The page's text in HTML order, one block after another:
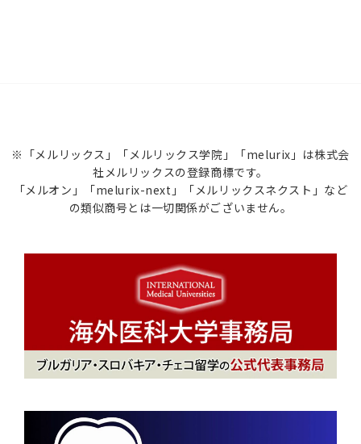
※「メルリックス」「メルリックス学院」「melurix」は株式会
社メルリックスの登録商標です。
「メルオン」「melurix-next」「メルリックスネクスト」など
の類似商号とは一切関係がございません。